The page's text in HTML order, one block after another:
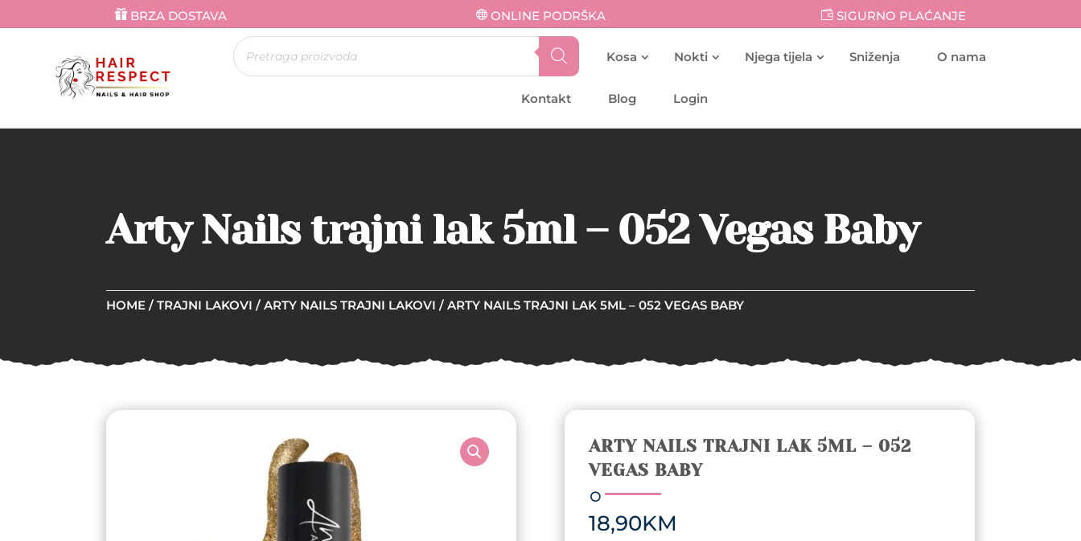
BRZA DOSTAVA ONLINE PODRŠKA SIGURNO PLAĆANJE
Products
search Kosa Nokti Njega tijela Sniženja O nama
Kontakt Blog Login
Arty Nails trajni lak 5ml – 052 Vegas Baby
HOME / TRAJNI LAKOVI / ARTY NAILS TRAJNI LAKOVI / ARTY NAILS TRAJNI LAK 5ML – 052 VEGAS BABY
ARTY NAILS TRAJNI LAK 5ML – 052
VEGAS BABY
18,90KM